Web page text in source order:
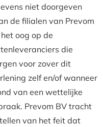
niet doorgeven
de filialen van Prevom
oog op de
die
voor zover dit
zelf en/of wanneer
van een wettelijke
Prevom BV tracht
van het feit dat